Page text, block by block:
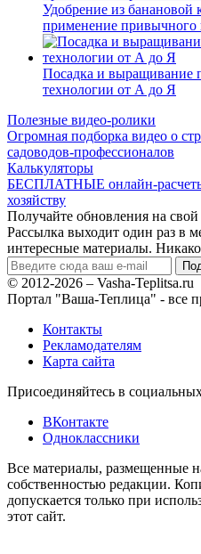
Удобрение из
применение привычного
Посадка и выращивание
технологии от А до Я
Полезные видео-ролики
Огромная подборка видео о
садоводов-профессионалов
Калькуляторы
БЕСПЛАТНЫЕ онлайн-
хозяйству
Получайте обновления на свой
Рассылка выходит один раз в
интересные материалы.
© 2012-2026 – Vasha-Teplitsa.ru
Портал "Ваша-Теплица" - все
Контакты
Рекламодателям
Карта сайта
Присоединяйтесь в
ВКонтакте
Одноклассники
Все материалы, размещенные
собственностью редакции.
допускается только при
этот сайт.